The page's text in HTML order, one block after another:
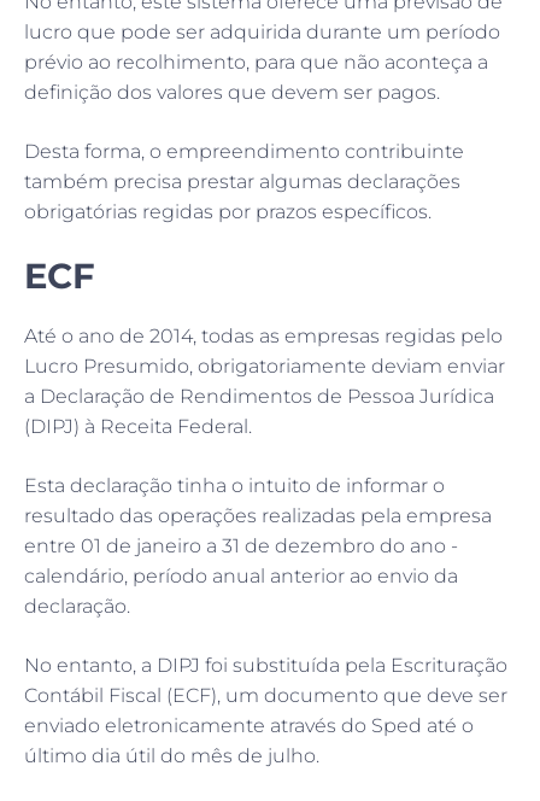
lucro que pode ser adquirida durante um período
prévio ao recolhimento, para que não aconteça a
definição dos valores que devem ser pagos.
Desta forma, o empreendimento contribuinte
também precisa prestar algumas declarações
obrigatórias regidas por prazos específicos.
ECF
Até o ano de 2014, todas as empresas regidas pelo
Lucro Presumido, obrigatoriamente deviam enviar
a Declaração de Rendimentos de Pessoa Jurídica
(DIPJ) à Receita Federal.
Esta declaração tinha o intuito de informar o
resultado das operações realizadas pela empresa
entre 01 de janeiro a 31 de dezembro do ano -
calendário, período anual anterior ao envio da
declaração.
No entanto, a DIPJ foi substituída pela Escrituração
Contábil Fiscal (ECF), um documento que deve ser
enviado eletronicamente através do Sped até o
último dia útil do mês de julho.